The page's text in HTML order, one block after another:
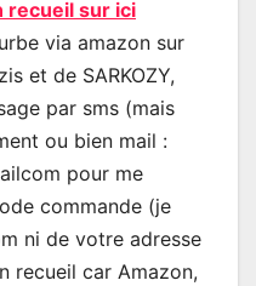
recueil sur ici
via amazon sur
et de SARKOZY,
par sms (mais
ou bien mail :
pour me
commande (je
ni de votre adresse
recueil car Amazon,